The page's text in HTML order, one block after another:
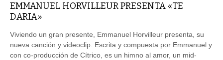
EMMANUEL HORVILLEUR PRESENTA «TE
DARIA»
Viviendo un gran presente, Emmanuel Horvilleur presenta, su
nueva canción y videoclip. Escrita y compuesta por Emmanuel y
con co-producción de Cítrico, es un himno al amor, un mid-